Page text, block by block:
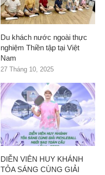
Du khách nước ngoài thực
nghiệm Thiền tập tại Việt
Nam
27 Tháng 10, 2025
DIỄN VIÊN HUY KHÁNH
TỎA SÁNG CÙNG GIẢI